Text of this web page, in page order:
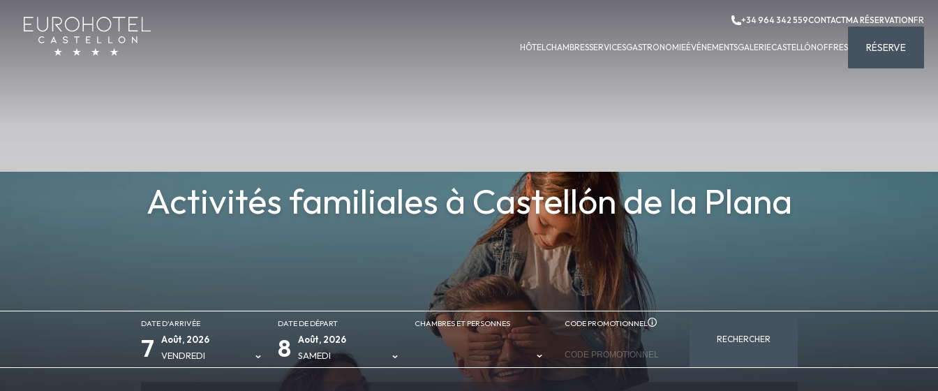
Eurohotel Castellón +34 964 342 559CONTACTMA RÉSERVATIONFR
HÔTELCHAMBRESSERVICESGASTRONOMIEÉVÉNEMENTSGALERIECASTELLÓNOFFRES RÉSERVE
Activités familiales à Castellón de la Plana
DATE D'ARRIVÉE
7
Août, 2026
VENDREDI
DATE DE DÉPART
8
Août, 2026
SAMEDI
CHAMBRES ET PERSONNES CODE PROMOTIONNEL
RECHERCHER